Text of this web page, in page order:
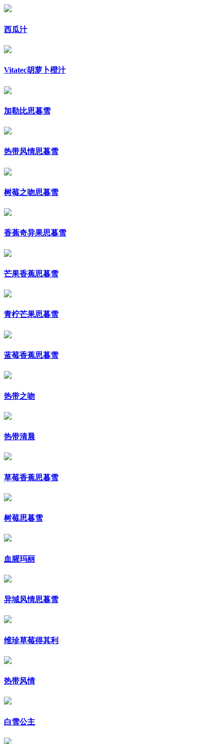
西瓜汁
Vitatec胡萝卜橙汁
加勒比思暮雪
热带风情思暮雪
树莓之吻思暮雪
香蕉奇异果思暮雪
芒果香蕉思暮雪
青柠芒果思暮雪
蓝莓香蕉思暮雪
热带之吻
热带清晨
草莓香蕉思暮雪
树莓思暮雪
血腥玛丽
异域风情思暮雪
维珍草莓得其利
热带风情
白雪公主